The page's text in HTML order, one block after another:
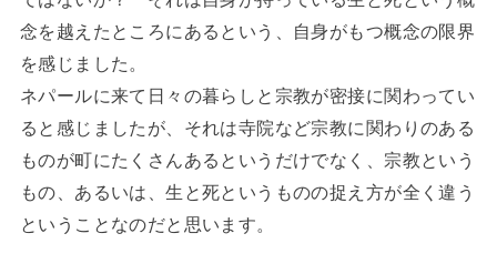
念を越えたところにあるという、自身がもつ概念の限界
を感じました。
ネパールに来て日々の暮らしと宗教が密接に関わってい
ると感じましたが、それは寺院など宗教に関わりのある
ものが町にたくさんあるというだけでなく、宗教という
もの、あるいは、生と死というものの捉え方が全く違う
ということなのだと思います。